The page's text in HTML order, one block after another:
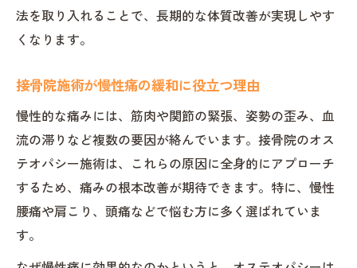
法を取り入れることで、長期的な体質改善が実現しやす
くなります。
接骨院施術が慢性痛の緩和に役立つ理由
慢性的な痛みには、筋肉や関節の緊張、姿勢の歪み、血
流の滞りなど複数の要因が絡んでいます。接骨院のオス
テオパシー施術は、これらの原因に全身的にアプローチ
するため、痛みの根本改善が期待できます。特に、慢性
腰痛や肩こり、頭痛などで悩む方に多く選ばれていま
す。